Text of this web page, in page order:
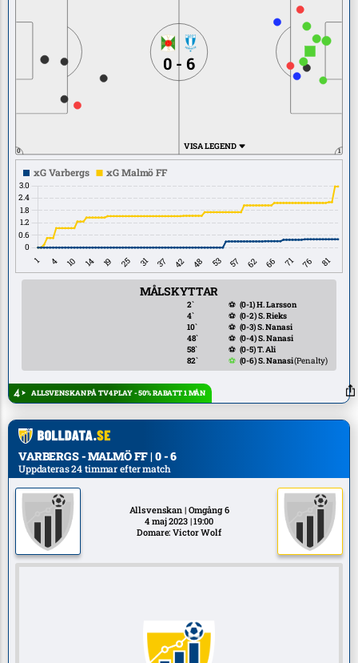
0 1
0 - 6
VISA LEGEND
MÅLSKYTTAR
2` ⚽ (0-1)H. Larsson
4`
⚽ (0-2)S. Rieks
10`
⚽ (0-3)S. Nanasi
48`
⚽ (0-4)S. Nanasi
58`
⚽ (0-5)T. Ali
82`
⚽ (0-6)S. Nanasi(Penalty)
ALLSVENSKAN PÅ TV4 PLAY - 50% RABATT 1 MÅN
VARBERGS - MALMÖ FF | 0 - 6
Uppdateras 24 timmar efter match
Allsvenskan | Omgång 6
4 maj 2023 | 19:00
Domare: Victor Wolf